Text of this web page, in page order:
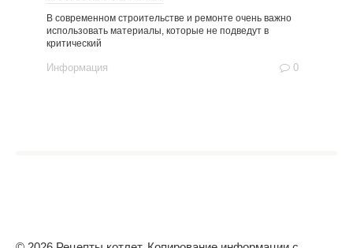
В современном строительстве и ремонте очень важно
использовать материалы, которые не подведут в
критический
Информация 0